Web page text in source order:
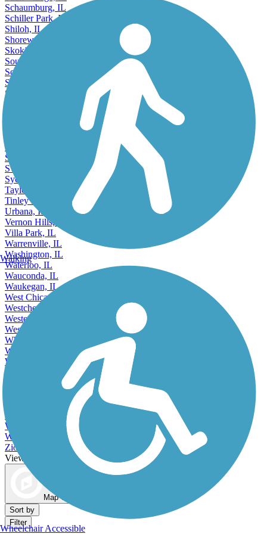
Schaumburg, IL
Schiller Park, IL
Shiloh, IL
Shorewood, IL
Skokie, IL
South Elgin, IL
South Holland, IL
Springfield, IL
St Charles, IL
Streator, IL
Summit, IL
Swansea, IL
Sycamore, IL
Taylorville, IL
Tinley Park, IL
Urbana, IL
Vernon Hills, IL
Villa Park, IL
Warrenville, IL
Washington, IL
Waterloo, IL
Wauconda, IL
Waukegan, IL
West Chicago, IL
Westchester, IL
Western Springs, IL
Westmont, IL
Wheaton, IL
Wheeling, IL
Wilmette, IL
Woodridge, IL
Woodstock, IL
Worth, IL
Zion, IL
View More Cities in Illinois
View fewer Cities in Illinois
Map view
Sort by
Filter
Walking
Wheelchair Accessible